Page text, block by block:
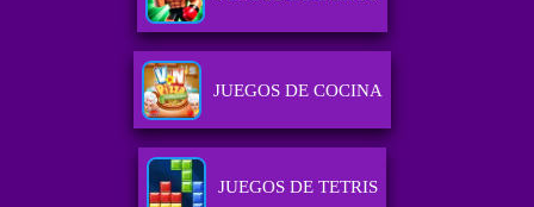
JUEGOS DE COCINA
JUEGOS DE TETRIS